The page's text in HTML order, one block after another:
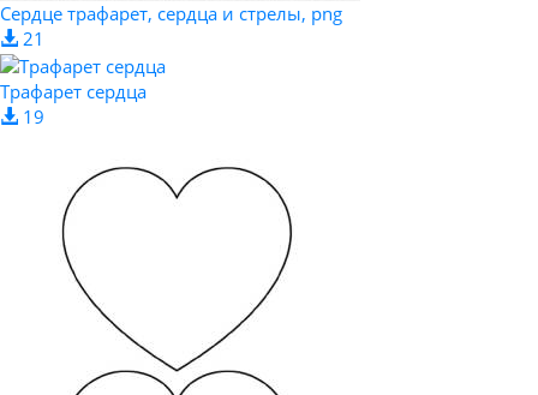
Сердце трафарет, сердца и стрелы, png
21
Трафарет сердца
19